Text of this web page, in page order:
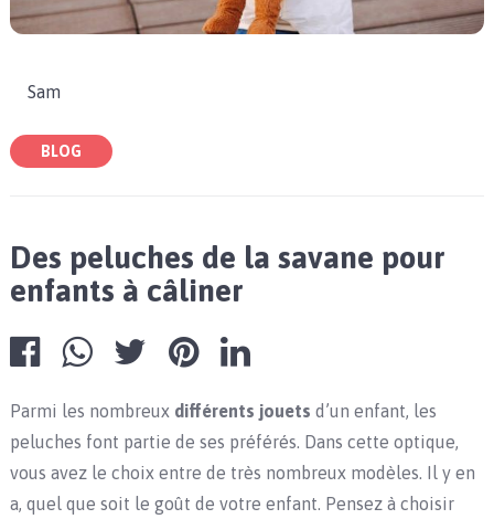
Sam
BLOG
Des peluches de la savane pour
enfants à câliner
Parmi les nombreux différents jouets d’un enfant, les
peluches font partie de ses préférés. Dans cette optique,
vous avez le choix entre de très nombreux modèles. Il y en
a, quel que soit le goût de votre enfant. Pensez à choisir